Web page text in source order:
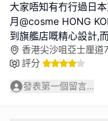
大家唔知有冇行過日
月@cosme HONG
到旗艦店嘅精心設計,
香港尖沙咀亞士厘道
評分
發表第一個留言...